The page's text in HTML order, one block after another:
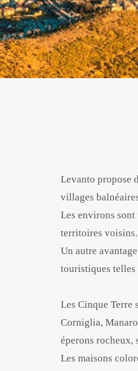
Levanto propose
villages
Les environs
territoires voisins.
Un autre
touristiques telles
Les Cinque Terre
Corniglia,
éperons rocheux,
Les maisons